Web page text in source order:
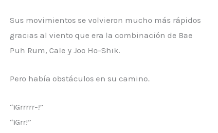
Sus movimientos se volvieron mucho más rápidos
gracias al viento que era la combinación de Bae
Puh Rum, Cale y Joo Ho-Shik.
Pero había obstáculos en su camino.
“¡Grrrrr-!”
“¡Grr!”